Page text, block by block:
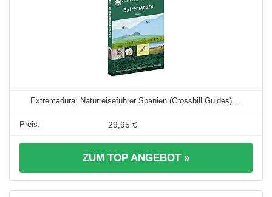
Extremadura: Naturreiseführer Spanien (Crossbill Guides) ...
29,95 €
ZUM TOP ANGEBOT »